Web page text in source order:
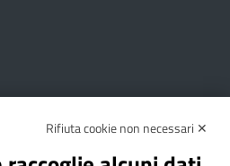
Albo onlinePrivacy Policy
Note Legali
Rifiuta cookie non necessari ✕